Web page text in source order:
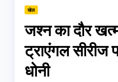
खेल
जश्‍न का दौर
ट्राएंगल
धोनी